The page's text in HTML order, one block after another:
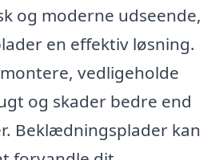
og moderne udseende,
en effektiv løsning.
vedligeholde
og skader bedre end
Beklædningsplader kan